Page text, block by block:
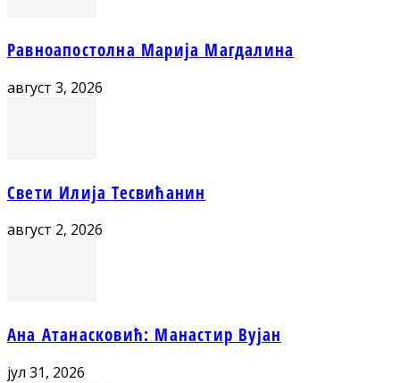
Равноапостолна Марија Магдалина
август 3, 2026
Свети Илија Тесвићанин
август 2, 2026
Ана Атанасковић: Манастир Вујан
јул 31, 2026